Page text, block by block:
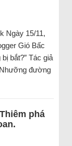
Ngày 15/11,
Gió Bấc
bắt?” Tác giả
đường
phá